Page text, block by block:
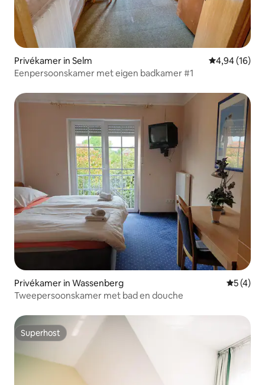
Privékamer in Selm Gemiddelde
4,94 (16)
Eenpersoonskamer met eigen badkamer #1
Privékamer in Wassenberg
5 (4)
Tweepersoonskamer met bad en douche
Superhost
Superhost